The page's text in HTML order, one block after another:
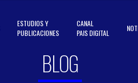
ESTUDIOS Y
PUBLICACIONES
CANAL
PAIS DIGITAL
BLOG